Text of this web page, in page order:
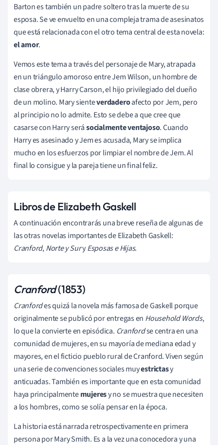
Barton es también un padre soltero tras la muerte de su
esposa. Se ve envuelto en una compleja trama de asesinatos
que está relacionada con el otro tema central de esta novela:
el amor.
Vemos este tema a través del personaje de Mary, atrapada
en un triángulo amoroso entre Jem Wilson, un hombre de
clase obrera, y Harry Carson, el hijo privilegiado del dueño
de un molino. Mary sienteverdaderoafecto por Jem, pero
al principio no lo admite. Esto se debe a que cree que
casarse con Harry serásocialmente ventajoso. Cuando
Harry es asesinado y Jem es acusada, Mary se implica
mucho en los esfuerzos por limpiar el nombre de Jem. Al
final lo consigue y la pareja tiene un final feliz.
Libros de Elizabeth Gaskell
A continuación encontrarás una breve reseña de algunas de
las otras novelas importantes de Elizabeth Gaskell:
Cranford,Norte y SuryEsposas e Hijas.
Cranford(1853)
Cranfordes quizá la novela más famosa de Gaskell porque
originalmente se publicó por entregas en Household Words,
lo que la convierte en episódica. Cranfordse centra en una
comunidad de mujeres, en su mayoría de mediana edad y
mayores, en el ficticio pueblo rural de Cranford. Viven según
una serie de convenciones sociales muyestrictasy
anticuadas. También es importante que en esta comunidad
haya principalmentemujeresy no se muestra que necesiten
a los hombres, como se solía pensar en la época.
La historia está narrada retrospectivamente en primera
persona por Mary Smith. Es a la vez una conocedora y una